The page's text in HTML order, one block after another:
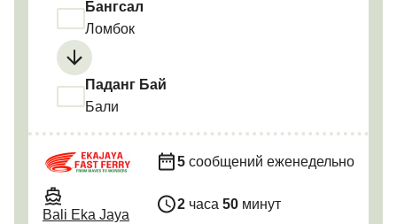
Бангсал
Ломбок
Паданг Бай
Бали
Bali Eka Jaya
5 сообщений еженедельно
2 часа 50 минут